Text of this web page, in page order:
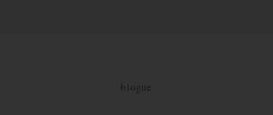
blogue